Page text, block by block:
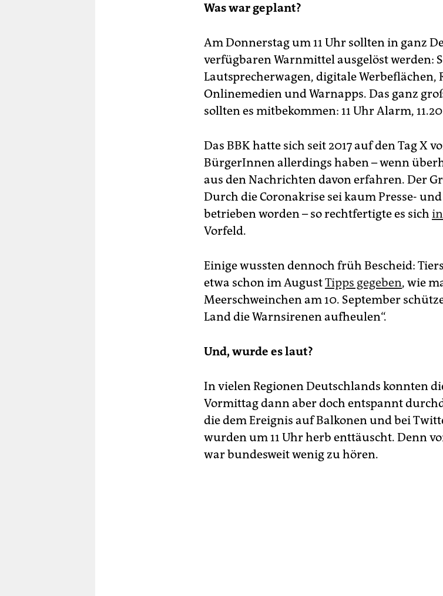
Was war geplant?
Am Donnerstag um 11 Uhr sollten in ganz
verfügbaren Warnmittel ausgelöst werden:
Lautsprecherwagen, digitale Werbeflächen,
Onlinemedien und Warnapps. Das ganz
sollten es mitbekommen: 11 Uhr Alarm,
Das BBK hatte sich seit 2017 auf den Tag X
BürgerInnen allerdings haben – wenn
aus den Nachrichten davon erfahren. Der
Durch die Corona­krise sei kaum Presse-
betrieben worden – so rechtfertigte es sich
Vorfeld.
Einige wussten dennoch früh Bescheid:
etwa schon im AugustTipps gegeben, wie
Meerschweinchen am 10. September
Land die Warnsirenen aufheulen“.
Und, wurde es laut?
In vielen Regionen Deutschlands konnten
Vormittag dann aber doch entspannt
die dem Ereignis auf Balkonen und bei
wurden um 11 Uhr herb enttäuscht. Denn
war bundesweit wenig zu hören.